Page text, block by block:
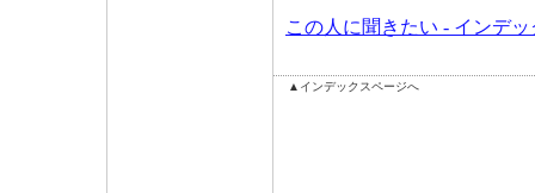
この人に聞きたい - インデ
▲インデックスページへ